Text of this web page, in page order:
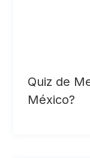
Quiz de
México?